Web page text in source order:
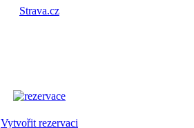
Strava.cz
Vytvořit rezervaci